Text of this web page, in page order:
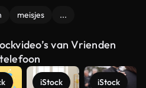
meisjes ...
van Vrienden
iStock iStock